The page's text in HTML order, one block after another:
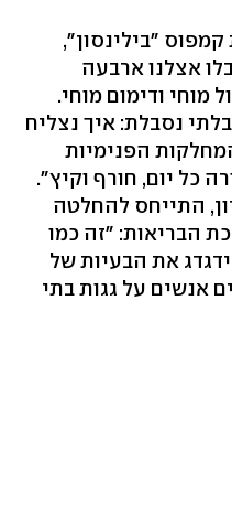
"בילינסון",
אצלנו ארבעה
מוחי ודימום מוחי.
נסבלת: איך נצליח
הפנימיות
כל יום, חורף וקיץ".
התייחס להחלטה
למערכת הבריאות: "זה כמו
את הבעיות של
אנשים על גגות בתי